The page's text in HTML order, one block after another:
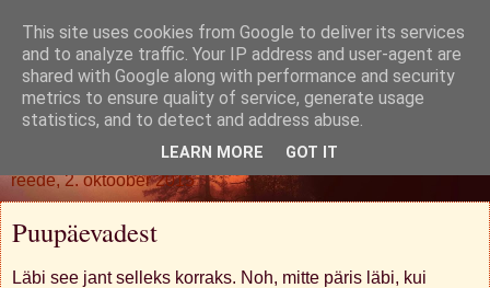
Oh. Jah. Muidugi.
reede, 2. oktoober 2015
Puupäevadest
Läbi see jant selleks korraks. Noh, mitte päris läbi, kui
This site uses cookies from Google to deliver its services
and to analyze traffic. Your IP address and user-agent are
shared with Google along with performance and security
metrics to ensure quality of service, generate usage
statistics, and to detect and address abuse.
LEARN MORE GOT IT